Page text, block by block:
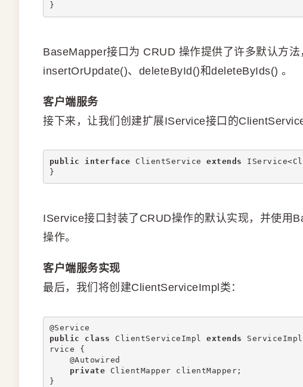
}
BaseMapper接口为 CRUD 操作提供了许多默认方
insertOrUpdate()、deleteById()和deleteByIds() 。
客户端服务
接下来，让我们创建扩展IService接口的
public interface ClientService extends
}
IService接口封装了CRUD操作的默认实现，并使用
操作。
客户端服务实现
最后，我们将创建ClientServiceImpl类：
@Service
public
class ClientServiceImpl extends
rvice {
@Autowired
private ClientMapper clientMapper;
}